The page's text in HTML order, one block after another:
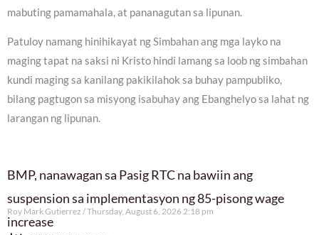
mabuting pamamahala, at pananagutan sa lipunan.
Patuloy namang hinihikayat ng Simbahan ang mga layko na
maging tapat na saksi ni Kristo hindi lamang sa loob ng simbahan
kundi maging sa kanilang pakikilahok sa buhay pampubliko,
bilang pagtugon sa misyong isabuhay ang Ebanghelyo sa lahat ng
larangan ng lipunan.
BMP, nanawagan sa Pasig RTC na bawiin ang
suspension sa implementasyon ng 85-pisong wage
increase
Roy Mark Gutierrez Thursday, August 6, 2026 2:18 pm